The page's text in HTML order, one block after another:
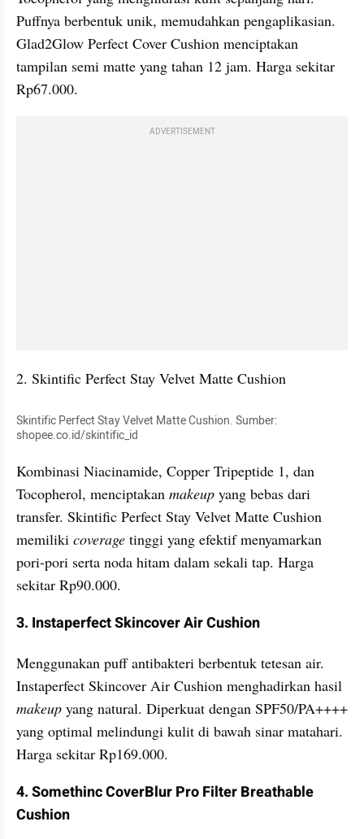
Puffnya berbentuk unik, memudahkan pengaplikasian.
Glad2Glow Perfect Cover Cushion menciptakan
tampilan semi matte yang tahan 12 jam. Harga sekitar
Rp67.000.
ADVERTISEMENT
2. Skintific Perfect Stay Velvet Matte Cushion
Skintific Perfect Stay Velvet Matte Cushion. Sumber:
shopee.co.id/skintific_id
Kombinasi Niacinamide, Copper Tripeptide 1, dan
Tocopherol, menciptakan makeup yang bebas dari
transfer. Skintific Perfect Stay Velvet Matte Cushion
memiliki coverage tinggi yang efektif menyamarkan
pori-pori serta noda hitam dalam sekali tap. Harga
sekitar Rp90.000.
3. Instaperfect Skincover Air Cushion
Menggunakan puff antibakteri berbentuk tetesan air.
makeup yang natural. Diperkuat dengan SPF50/PA++++
yang optimal melindungi kulit di bawah sinar matahari.
Harga sekitar Rp169.000.
4. Somethinc CoverBlur Pro Filter Breathable
Cushion